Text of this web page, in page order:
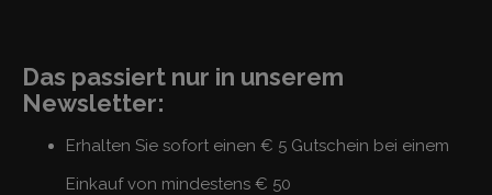
Das passiert nur in unserem
Newsletter:
Erhalten Sie sofort einen € 5 Gutschein bei einem
Einkauf von mindestens € 50